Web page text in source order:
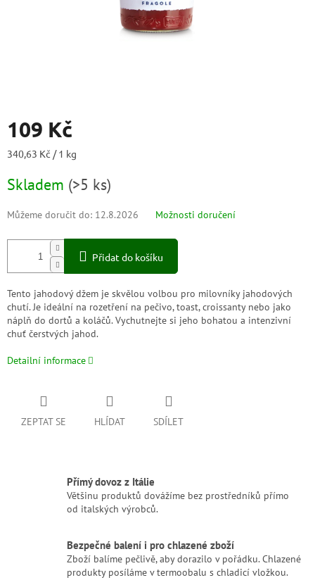
109 Kč
Měrná
340,63 Kč / 1 kg
Skladem (>5 ks)
Můžeme doručit do: 12.8.2026 Možnosti doručení
Přidat do košíku
Tento jahodový džem je skvělou volbou pro milovníky jahodových
chutí. Je ideální na rozetření na pečivo, toast, croissanty nebo jako
náplň do dortů a koláčů. Vychutnejte si jeho bohatou a intenzivní
chuť čerstvých jahod.
Detailní informace
ZEPTAT SE HLÍDAT SDÍLET
Přímý dovoz z Itálie
Většinu produktů dovážíme bez prostředníků přímo
od italských výrobců.
Bezpečné balení i pro chlazené zboží
Zboží balíme pečlivě, aby dorazilo v pořádku. Chlazené
produkty posíláme v termoobalu s chladicí vložkou.